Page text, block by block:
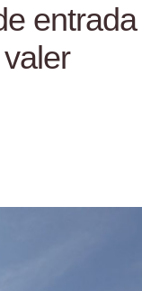
entrada